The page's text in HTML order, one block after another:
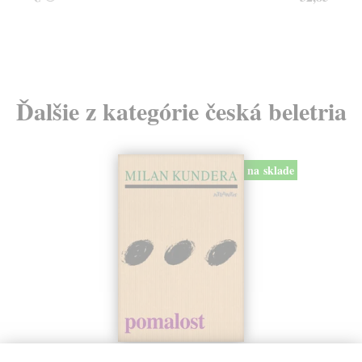
Ďalšie z kategórie česká beletria
na sklade